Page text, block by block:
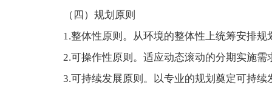
（四）规划原则
1.整体性原则。从环境的整体性上统筹安排规
2.可操作性原则。适应动态滚动的分期实施
3.可持续发展原则。以专业的规划奠定可持